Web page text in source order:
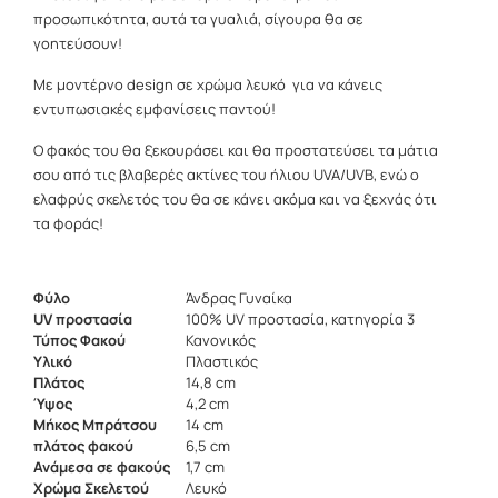
προσωπικότητα, αυτά τα γυαλιά, σίγουρα θα σε
γοητεύσουν!
Με μοντέρνο design σε χρώμα λευκό για να κάνεις
εντυπωσιακές εμφανίσεις παντού!
Ο φακός του θα ξεκουράσει και θα προστατεύσει τα μάτια
σου από τις βλαβερές ακτίνες του ήλιου UVA/UVB, ενώ ο
ελαφρύς σκελετός του θα σε κάνει ακόμα και να ξεχνάς ότι
τα φοράς!
Φύλο
Άνδρας Γυναίκα
UV προστασία
100% UV προστασία, κατηγορία 3
Τύπος Φακού
Κανονικός
Υλικό
Πλαστικός
Πλάτος
14,8 cm
Ύψος
4,2 cm
Μήκος Μπράτσου
14 cm
πλάτος φακού
6,5 cm
Ανάμεσα σε φακούς
1,7 cm
Χρώμα Σκελετού
Λευκό